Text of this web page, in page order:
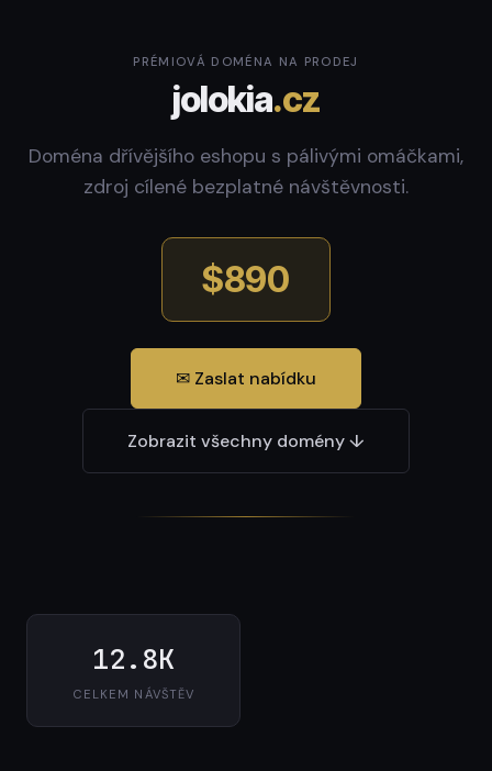
PRÉMIOVÁ DOMÉNA NA PRODEJ
jolokia.cz
Doména dřívějšího eshopu s pálivými omáčkami,
zdroj cílené bezplatné návštěvnosti.
$890
✉ Zaslat nabídku
Zobrazit všechny domény ↓
12.8K
CELKEM NÁVŠTĚV